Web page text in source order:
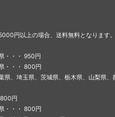
円以上の場合、送料無料となります。
・・・ 950円
・・・ 800円
県、埼玉県、茨城県、栃木県、山梨県、
円
・・・ 800円